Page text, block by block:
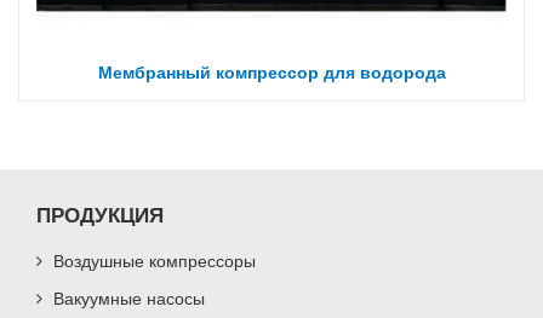
Мембранный компрессор для водорода
ПРОДУКЦИЯ
Воздушные компрессоры
Вакуумные насосы